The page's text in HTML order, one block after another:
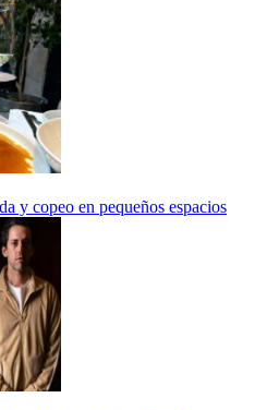
y copeo en pequeños espacios